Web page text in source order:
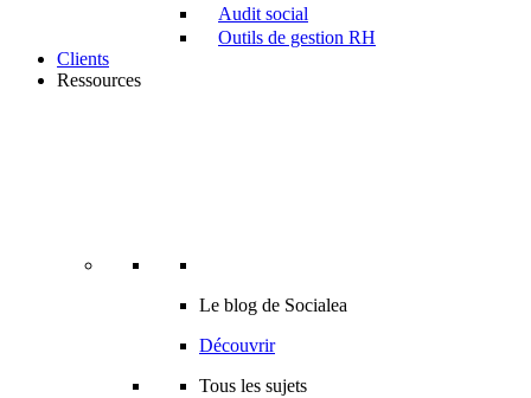
Audit social
Outils de gestion RH
Clients
Ressources
Le blog de Socialea
Découvrir
Tous les sujets